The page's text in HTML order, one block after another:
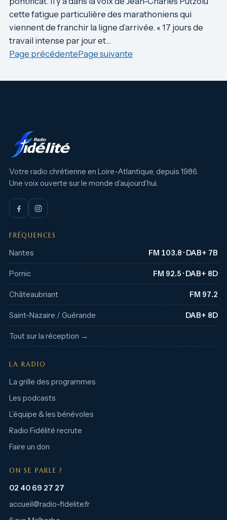
cette fatigue particulière des marathoniens qui
viennent de franchir la ligne d’arrivée. « 17 jours de
travail intense par jour et…
Page précédentePage suivante
Votre radio chrétienne en Loire-Atlantique, depuis 1986.
Une voix ouverte sur le monde d’aujourd’hui.
FRÉQUENCES
Nantes FM 103.8 · DAB+ 7B
Pornic FM 92.5 · DAB+ 8D
Châteaubriant FM 97.2
Saint-Nazaire / Guérande DAB+ 8D
Tout sur la réception →
LA RADIO
La grille des programmes
Les podcasts
L’équipe & les bénévoles
Radio Fidélité recrute
Faire un don
ON SE PARLE ?
02 40 69 27 27
accueil@radio-fidelite.fr